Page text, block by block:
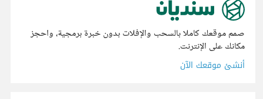
صمم موقعك كاملا بالسحب والإفلات بدون خبرة برمجية، واحجز
مكانك على الإنترنت.
أنشئ موقعك الآن